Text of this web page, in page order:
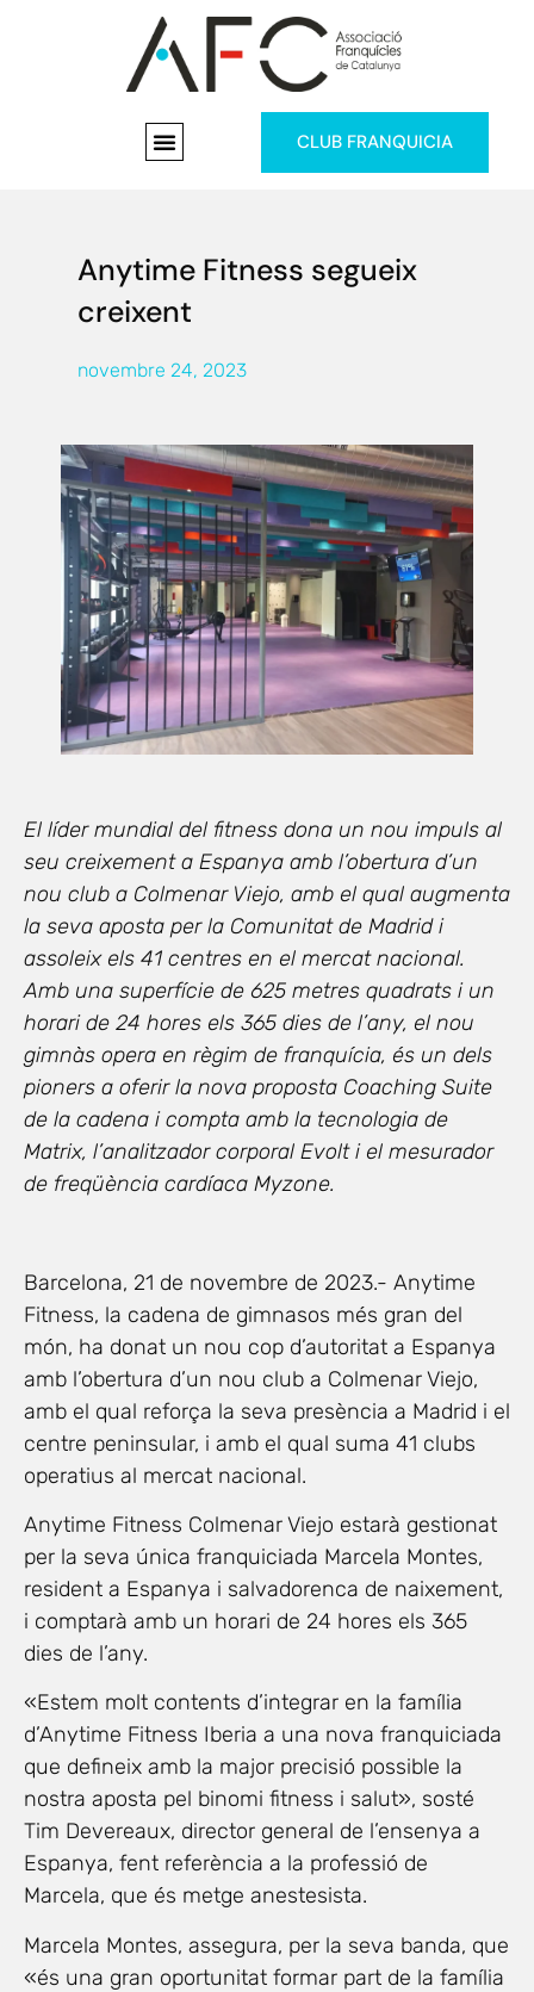
CLUB FRANQUICIA
Anytime Fitness segueix
creixent
novembre 24, 2023
El líder mundial del fitness dona un nou impuls al
seu creixement a Espanya amb l’obertura d’un
nou club a Colmenar Viejo, amb el qual augmenta
la seva aposta per la Comunitat de Madrid i
assoleix els 41 centres en el mercat nacional.
Amb una superfície de 625 metres quadrats i un
horari de 24 hores els 365 dies de l’any, el nou
gimnàs opera en règim de franquícia, és un dels
pioners a oferir la nova proposta Coaching Suite
de la cadena i compta amb la tecnologia de
Matrix, l’analitzador corporal Evolt i el mesurador
de freqüència cardíaca Myzone.
Barcelona, 21 de novembre de 2023.- Anytime
Fitness, la cadena de gimnasos més gran del
món, ha donat un nou cop d’autoritat a Espanya
amb l’obertura d’un nou club a Colmenar Viejo,
amb el qual reforça la seva presència a Madrid i el
centre peninsular, i amb el qual suma 41 clubs
operatius al mercat nacional.
Anytime Fitness Colmenar Viejo estarà gestionat
per la seva única franquiciada Marcela Montes,
resident a Espanya i salvadorenca de naixement,
i comptarà amb un horari de 24 hores els 365
dies de l’any.
«Estem molt contents d’integrar en la família
d’Anytime Fitness Iberia a una nova franquiciada
que defineix amb la major precisió possible la
nostra aposta pel binomi fitness i salut», sosté
Tim Devereaux, director general de l’ensenya a
Espanya, fent referència a la professió de
Marcela, que és metge anestesista.
Marcela Montes, assegura, per la seva banda, que
«és una gran oportunitat formar part de la família